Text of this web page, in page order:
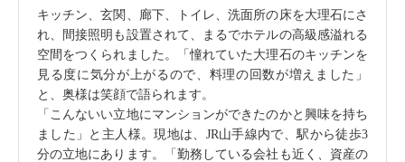
キッチン、玄関、廊下、トイレ、洗面所の床を大理石にさ
れ、間接照明も設置されて、まるでホテルの高級感溢れる
空間をつくられました。「憧れていた大理石のキッチンを
見る度に気分が上がるので、料理の回数が増えました」
と、奥様は笑顔で語られます。
「こんないい立地にマンションができたのかと興味を持ち
ました」と主人様。現地は、JR山手線内で、駅から徒歩3
分の立地にあります。「勤務している会社も近く、資産の